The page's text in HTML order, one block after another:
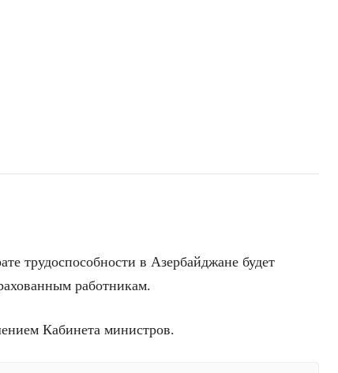
трудоспособности в Азербайджане будет
работникам.
Кабинета министров.